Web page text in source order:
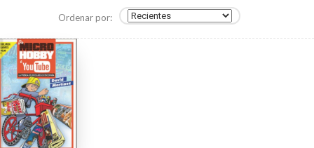
Ordenar por: